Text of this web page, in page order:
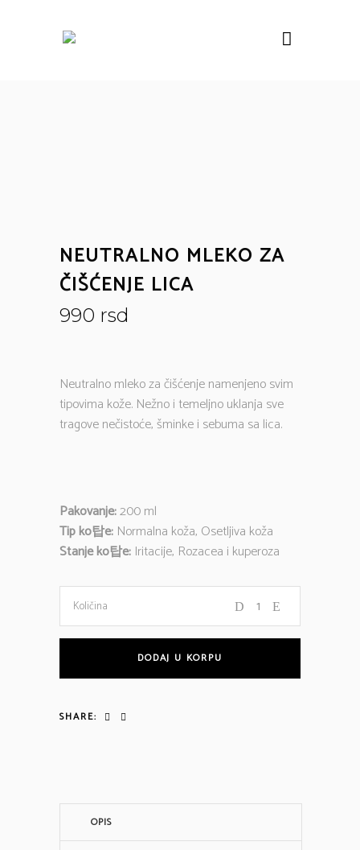
NEUTRALNO MLEKO ZA
ČIŠĆENJE LICA
990 rsd
Neutralno mleko za čišćenje namenjeno svim
tipovima kože. Nežno i temeljno uklanja sve
tragove nečistoće, šminke i sebuma sa lica.
Pakovanje:200 ml
Tip ko탑e: Normalna koža, Osetljiva koža
Stanje ko탑e: Iritacije, Rozacea i kuperoza
NEUTRALNO
MLEKO
ZA
ČIŠĆENJE
količina
Količina
DODAJ U KORPU
SHARE:
OPIS